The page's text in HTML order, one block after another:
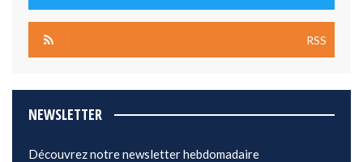
RSS
NEWSLETTER
Découvrez notre newsletter hebdomadaire